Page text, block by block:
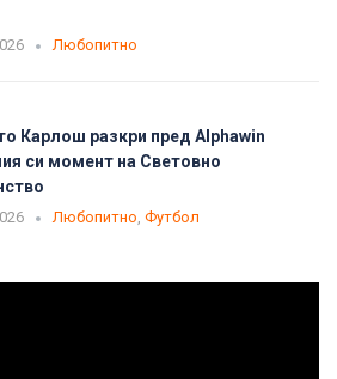
Любопитно
Карлош разкри пред Alphawin
си момент на Световно
Любопитно Футбол